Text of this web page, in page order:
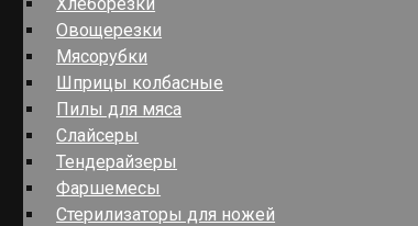
Овощерезки
Мясорубки
Шприцы колбасные
Пилы для мяса
Слайсеры
Тендерайзеры
Фаршемесы
Стерилизаторы для ножей